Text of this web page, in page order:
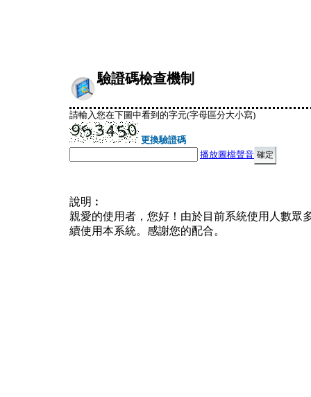
驗證碼檢查機制
請輸入您在下圖中看到的字元(字母區分大小寫)
更換驗證碼
播放圖檔聲音
說明︰
親愛的使用者，您好！由於目前系統使用人數眾
續使用本系統。感謝您的配合。